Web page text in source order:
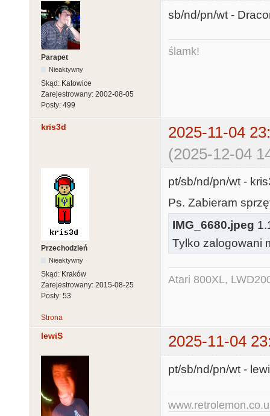
Parapet
Nieaktywny
Skąd: Katowice
Zarejestrowany: 2002-08-05
Posty: 499
sb/nd/pn/wt -
ślamk!
kris3d
2025-11-04
(2025-12-04
Przechodzień
Nieaktywny
Skąd: Kraków
Zarejestrowany: 2015-08-25
Posty: 53
pt/sb/nd/pn/wt -
Ps. Zabieram
IMG_6680.jpeg
Tylko zalogowani
Atari 800XL,
Strona
lewiS 2025-11-04
pt/sb/nd/pn/wt -